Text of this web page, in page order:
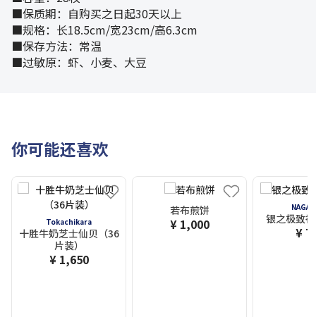
■保质期：自购买之日起30天以上
■规格：长18.5cm/宽23cm/高6.3cm
■保存方法：常温
■过敏原：虾、小麦、大豆
你可能还喜欢
Tokachikara
十胜牛奶芝士仙贝（36
片装）
¥ 1,650
若布煎饼
¥ 1,000 银之极致
¥